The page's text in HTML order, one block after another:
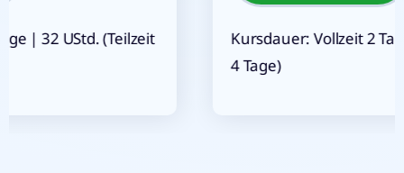
Kursdauer: Vollzeit 2 Tage | 16 UStd. (Teilzeit